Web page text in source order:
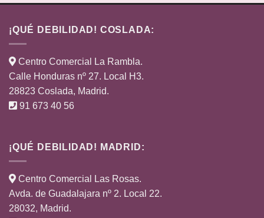
¡QUÉ DEBILIDAD! COSLADA:
Centro Comercial La Rambla.
Calle Honduras nº 27. Local H3.
28823 Coslada, Madrid.
91 673 40 56
¡QUÉ DEBILIDAD! MADRID:
Centro Comercial Las Rosas.
Avda. de Guadalajara nº 2. Local 22.
28032, Madrid.